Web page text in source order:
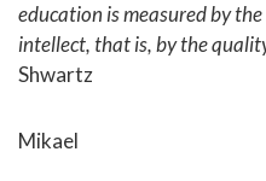
education is measured by
intellect, that is, by the
Shwartz
Mikael